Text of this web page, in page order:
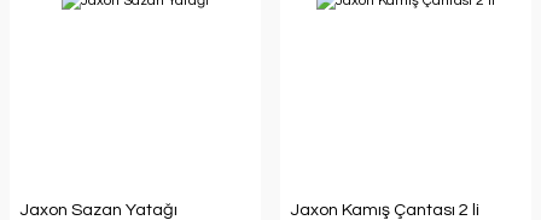
Jaxon Sazan Yatağı
Jaxon Kamış Çantası 2 li